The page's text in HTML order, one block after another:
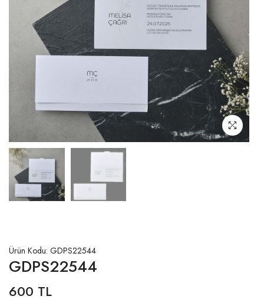
SİZDEN GELENLER
TASARIM YÜKLE
Ürün Kodu: GDPS22544
GDPS22544
600 TL